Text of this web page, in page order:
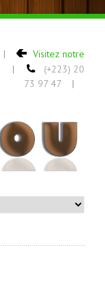
|
Visitez notre
|
(+223) 20
73 97 47
|